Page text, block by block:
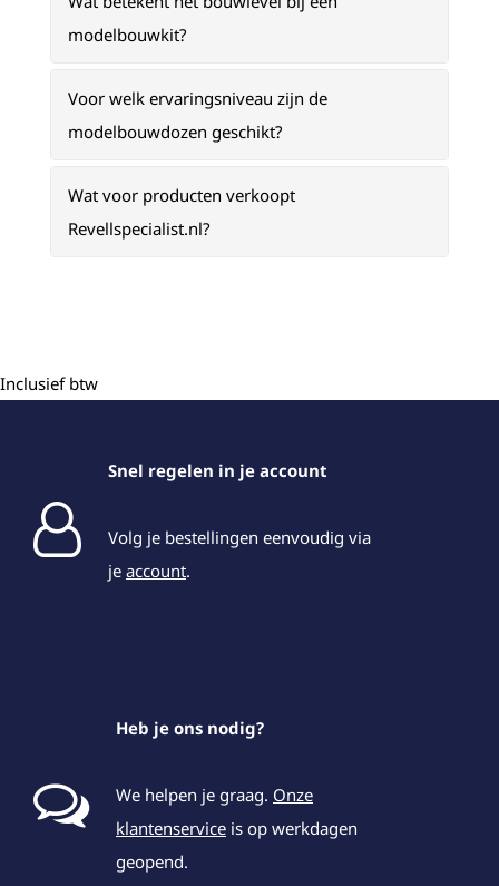
modelbouwkit?
Voor welk ervaringsniveau zijn de
modelbouwdozen geschikt?
Wat voor producten verkoopt
Revellspecialist.nl?
Inclusief btw
Snel regelen in je account
Volg je bestellingen eenvoudig via
je account.
Heb je ons nodig?
We helpen je graag. Onze
klantenservice is op werkdagen
geopend.